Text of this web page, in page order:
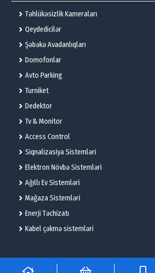
Təhlükəsizlik Kameraları
Qeydedicilər
Şəbəkə Avadanlıqları
Domofonlar
Avto Parking
Turniket
Dedektor
Tv & Monitor
Access Control
Siqnalizasiya Sistemləri
Elektron Növbə Sistemləri
Ağıllı Ev Sistemləri
Mağaza Sistemləri
Enerji Təchizatı
Kabel çəkmə sistemləri
© 2025 – Flame Technologies